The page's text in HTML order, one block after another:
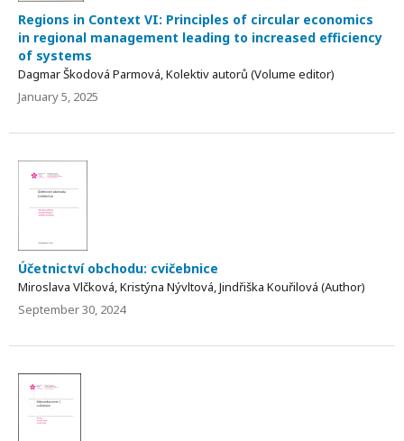
Regions in Context VI: Principles of circular economics
in regional management leading to increased efficiency
of systems
Dagmar Škodová Parmová, Kolektiv autorů (Volume editor)
January 5, 2025
Účetnictví obchodu: cvičebnice
Miroslava Vlčková, Kristýna Nývltová, Jindřiška Kouřilová (Author)
September 30, 2024